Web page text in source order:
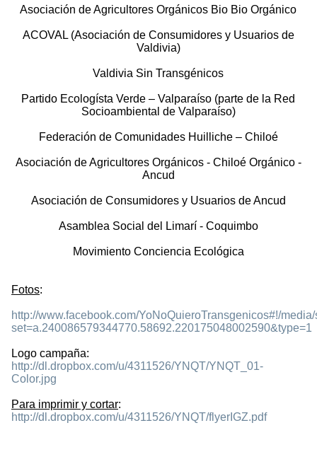
Asociación de Agricultores Orgánicos Bio Bio Orgánico
ACOVAL (Asociación de Consumidores y Usuarios de
Valdivia)
Valdivia Sin Transgénicos
Partido Ecologísta Verde – Valparaíso (parte de la Red
Socioambiental de Valparaíso)
Federación de Comunidades Huilliche – Chiloé
Asociación de Agricultores Orgánicos - Chiloé Orgánico -
Ancud
Asociación de Consumidores y Usuarios de Ancud
Asamblea Social del Limarí - Coquimbo
Movimiento Conciencia Ecológica
Fotos:
http://www.facebook.com/YoNoQuieroTransgenicos#!/
set=a.240086579344770.58692.220175048002590&type=1
Logo campaña:
http://dl.dropbox.com/u/4311526/YNQT/YNQT_01-
Color.jpg
Para imprimir y cortar:
http://dl.dropbox.com/u/4311526/YNQT/flyerIGZ.pdf